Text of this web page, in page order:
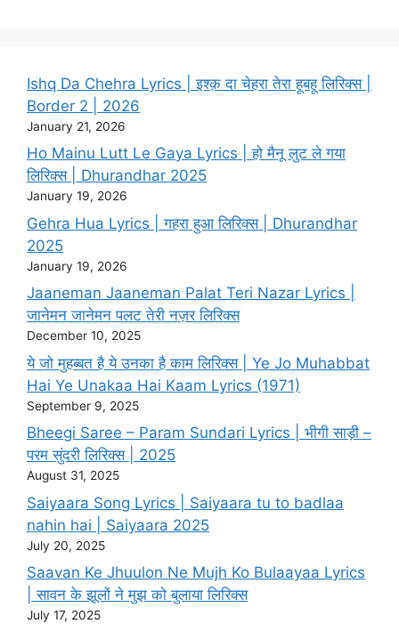
Ishq Da Chehra Lyrics | इश्क़ दा चेहरा तेरा हूबहू लिरिक्स |
Border 2 | 2026
January 21, 2026
Ho Mainu Lutt Le Gaya Lyrics | हो मैनू लुट ले गया
लिरिक्स | Dhurandhar 2025
January 19, 2026
Gehra Hua Lyrics | गहरा हुआ लिरिक्स | Dhurandhar
2025
January 19, 2026
Jaaneman Jaaneman Palat Teri Nazar Lyrics |
जानेमन जानेमन पलट तेरी नज़र लिरिक्स
December 10, 2025
ये जो मुहब्बत है ये उनका है काम लिरिक्स | Ye Jo Muhabbat
Hai Ye Unakaa Hai Kaam Lyrics (1971)
September 9, 2025
Bheegi Saree – Param Sundari Lyrics | भीगी साड़ी –
परम सुंदरी लिरिक्स | 2025
August 31, 2025
Saiyaara Song Lyrics | Saiyaara tu to badlaa
nahin hai | Saiyaara 2025
July 20, 2025
Saavan Ke Jhuulon Ne Mujh Ko Bulaayaa Lyrics
| सावन के झूलों ने मुझ को बुलाया लिरिक्स
July 17, 2025